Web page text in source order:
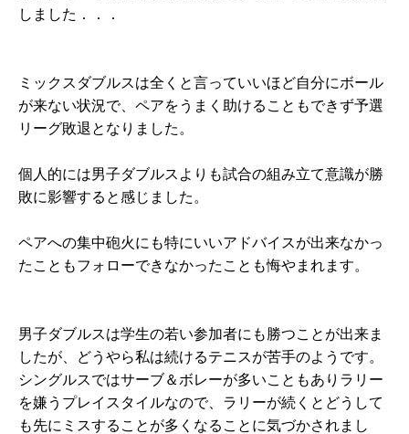
しました．．．
ミックスダブルスは全くと言っていいほど自分にボール
が来ない状況で、ペアをうまく助けることもできず予選
リーグ敗退となりました。
個人的には男子ダブルスよりも試合の組み立て意識が勝
敗に影響すると感じました。
ペアへの集中砲火にも特にいいアドバイスが出来なかっ
たこともフォローできなかったことも悔やまれます。
男子ダブルスは学生の若い参加者にも勝つことが出来ま
したが、どうやら私は続けるテニスが苦手のようです。
シングルスではサーブ＆ボレーが多いこともありラリー
を嫌うプレイスタイルなので、ラリーが続くとどうして
も先にミスすることが多くなることに気づかされまし